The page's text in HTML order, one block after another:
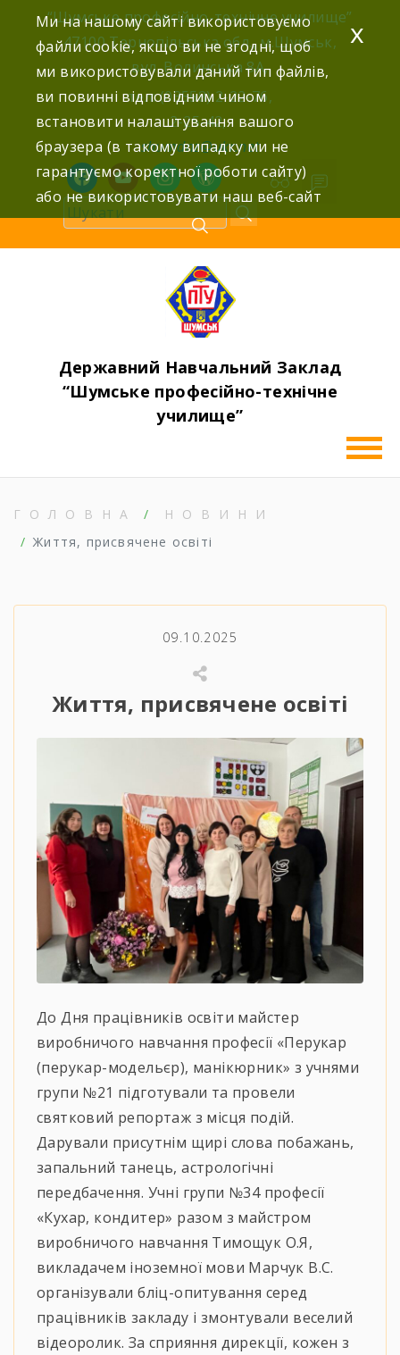
content
“Шумське професійно-технічне училище”
47100 Тернопільська обл., м.Шумськ,
вул. Волинська 8А,
тел: (03558) 2-22-76,
2-25-42,
shumdnz@ukr.net
facebookyoutubeinstagramwordpress
Державний Навчальний Заклад
“Шумське професійно-технічне
училище”
ГОЛОВНА
НОВИНИ
Життя, присвячене освіті
09.10.2025
Життя, присвячене освіті
До Дня працівників освіти майстер
виробничого навчання професії «Перукар
(перукар-модельєр), манікюрник» з учнями
групи №21 підготували та провели
святковий репортаж з місця подій.
Дарували присутнім щирі слова побажань,
запальний танець, астрологічні
передбачення. Учні групи №34 професії
«Кухар, кондитер» разом з майстром
виробничого навчання Тимощук О.Я,
викладачем іноземної мови Марчук В.С.
організували бліц-опитування серед
працівників закладу і змонтували веселий
відеоролик. За сприяння дирекції, кожен з
Ми на нашому сайті використовуємо
файли cookie, якщо ви не згодні, щоб
ми використовували даний тип файлів,
ви повинні відповідним чином
встановити налаштування вашого
браузера (в такому випадку ми не
гарантуємо коректної роботи сайту)
або не використовувати наш веб-сайт
x